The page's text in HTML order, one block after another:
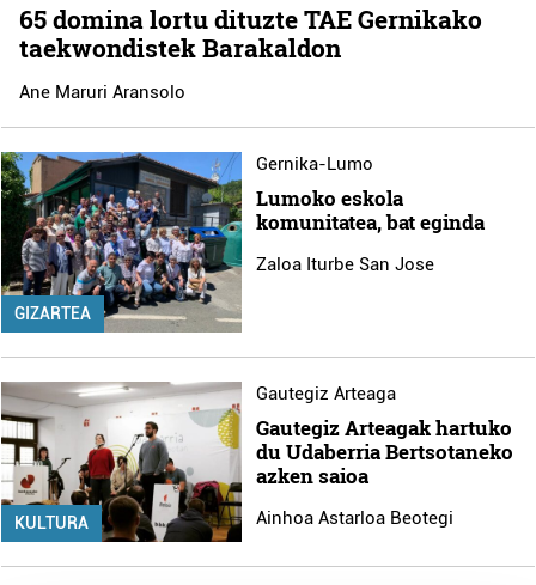
65 domina lortu dituzte TAE Gernikako
taekwondistek Barakaldon
Ane Maruri Aransolo
GIZARTEA
Gernika-Lumo
Lumoko eskola
komunitatea, bat eginda
Zaloa Iturbe San Jose
KULTURA
Gautegiz Arteaga
Gautegiz Arteagak hartuko
du Udaberria Bertsotaneko
azken saioa
Ainhoa Astarloa Beotegi